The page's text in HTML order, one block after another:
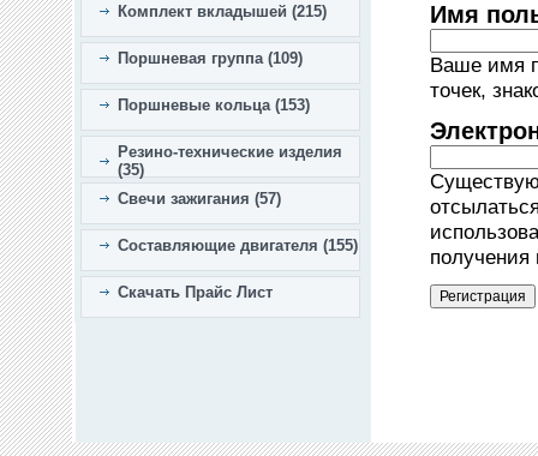
Комплект вкладышей (215)
Поршневая группа (109)
Поршневые кольца (153)
Резино-технические изделия
(35)
Свечи зажигания (57)
Составляющие двигателя (155)
Скачать Прайс Лист
Имя
Ваше имя
точек,
получения